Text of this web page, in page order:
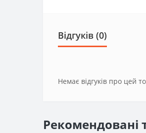
Відгуків (0)
Немає відгуків про цей
Рекомендовані